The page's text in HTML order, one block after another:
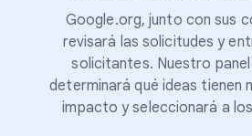
Google.org, junto con sus
revisará las solicitudes y
solicitantes. Nuestro
determinará qué ideas tienen
impacto y seleccionará a